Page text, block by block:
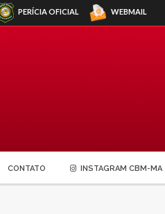
PERÍCIA OFICIAL WEBMAIL
CONTATO INSTAGRAM CBM-MA